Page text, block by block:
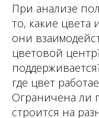
При анализе
то, какие цвета
они
цветовой
где цвет
Ограничена ли
строится на